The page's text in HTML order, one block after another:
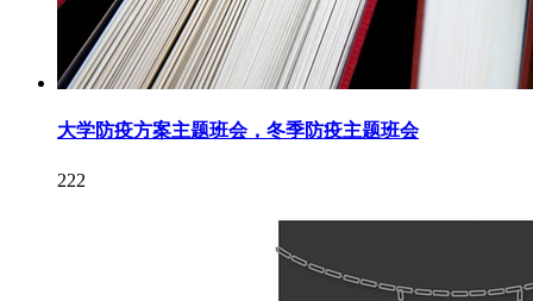
大学防疫方案主题班会，冬季防疫主题班会
222